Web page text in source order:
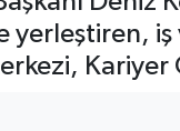
yerleştiren,